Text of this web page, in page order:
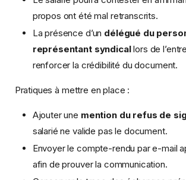
propos ont été mal retranscrits.
La présence d’un délégué du
représentant syndicallors de
renforcer la crédibilité du document.
Pratiques à mettre en place :
Ajouter une mention du refus de
salarié ne valide pas le document.
Envoyer le compte-rendu par e-mail
afin de prouver la communication.